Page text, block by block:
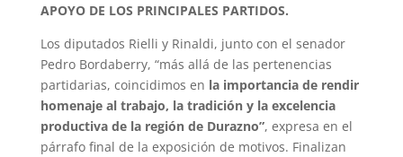
APOYO DE LOS PRINCIPALES PARTIDOS.
Los diputados Rielli y Rinaldi, junto con el senador
Pedro Bordaberry, “más allá de las pertenencias
partidarias, coincidimos en la importancia de rendir
homenaje al trabajo, la tradición y la excelencia
productiva de la región de Durazno”, expresa en el
párrafo final de la exposición de motivos. Finalizan